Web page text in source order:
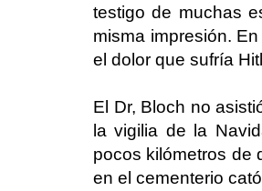
testigo de muchas
misma impresión.
el dolor que sufría
El Dr, Bloch no
la vigilia de la
pocos kilómetros de
en el cementerio